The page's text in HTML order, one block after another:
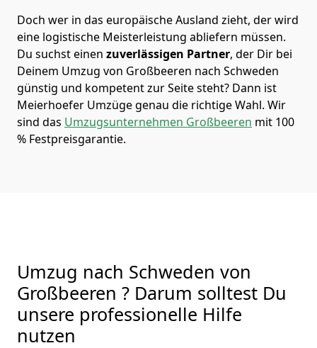
Doch wer in das europäische Ausland zieht, der wird
eine logistische Meisterleistung abliefern müssen.
Du suchst einen zuverlässigen Partner, der Dir bei
Deinem Umzug von Großbeeren nach Schweden
günstig und kompetent zur Seite steht? Dann ist
Meierhoefer Umzügegenau die richtige Wahl. Wir
sind das Umzugsunternehmen Großbeeren mit 100
% Festpreisgarantie.
Umzug nach Schweden von
Großbeeren ? Darum solltest Du
unsere professionelle Hilfe
nutzen